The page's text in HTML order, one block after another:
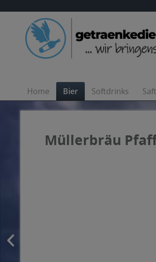
Home Bier Softdrinks Saft
Müllerbräu